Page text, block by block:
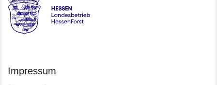
Hessen - Landesbetrieb HessenForst
Impressum